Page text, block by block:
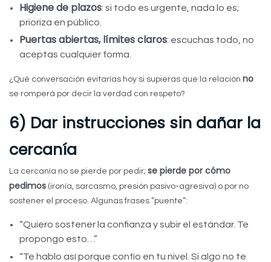
Higiene de plazos: si todo es urgente, nada lo es;
prioriza en público.
Puertas abiertas, límites claros: escuchas todo, no
aceptas cualquier forma.
¿Qué conversación evitarías hoy si supieras que la relación no
se romperá por decir la verdad con respeto?
6) Dar instrucciones sin dañar la
cercanía
La cercanía no se pierde por pedir; se pierde por cómo
pedimos (ironía, sarcasmo, presión pasivo-agresiva) o por no
sostener el proceso. Algunas frases “puente”:
“Quiero sostener la confianza y subir el estándar. Te
propongo esto…”
“Te hablo así porque confío en tu nivel. Si algo no te